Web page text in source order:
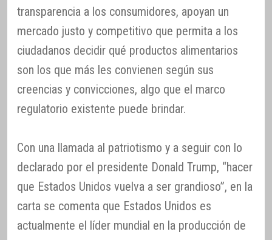
transparencia a los consumidores, apoyan un
mercado justo y competitivo que permita a los
ciudadanos decidir qué productos alimentarios
son los que más les convienen según sus
creencias y convicciones, algo que el marco
regulatorio existente puede brindar.
Con una llamada al patriotismo y a seguir con lo
declarado por el presidente Donald Trump, “hacer
que Estados Unidos vuelva a ser grandioso”, en la
carta se comenta que Estados Unidos es
actualmente el líder mundial en la producción de